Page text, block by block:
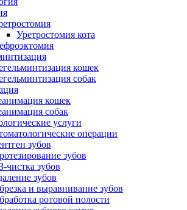
Уретростомия кота
кошек
собак
кошек
собак
услуги
операции
зубов
зубов
чистка зубов
зубов
и выравнивание зубов
ротовой полости